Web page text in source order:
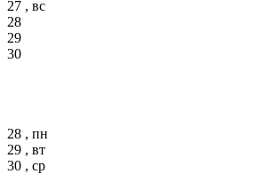
27 , вс
28
29
30
28 , пн
29 , вт
30 , ср